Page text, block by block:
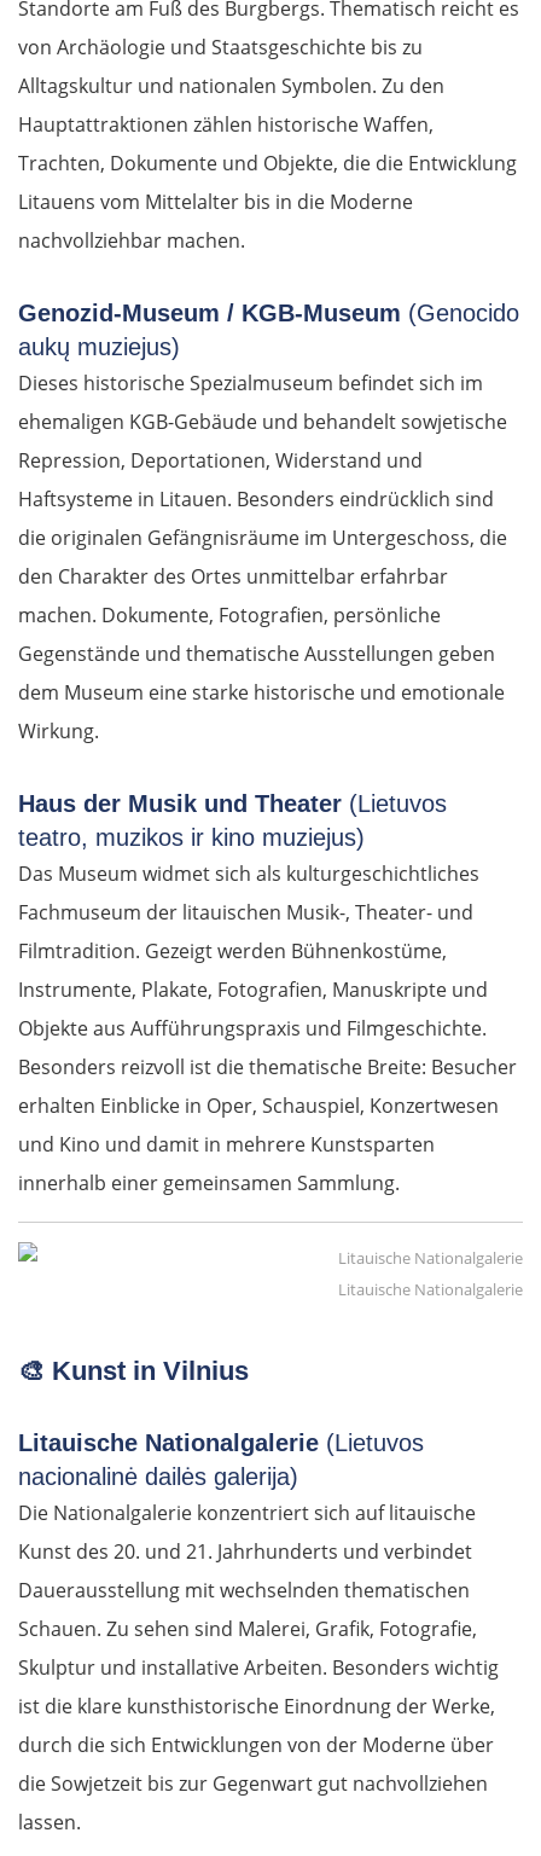
Standorte am Fuß des Burgbergs. Thematisch reicht es
von Archäologie und Staatsgeschichte bis zu
Alltagskultur und nationalen Symbolen. Zu den
Hauptattraktionen zählen historische Waffen,
Trachten, Dokumente und Objekte, die die Entwicklung
Litauens vom Mittelalter bis in die Moderne
nachvollziehbar machen.
Genozid-Museum / KGB-Museum (Genocido
aukų muziejus)
Dieses historische Spezialmuseum befindet sich im
ehemaligen KGB-Gebäude und behandelt sowjetische
Repression, Deportationen, Widerstand und
Haftsysteme in Litauen. Besonders eindrücklich sind
die originalen Gefängnisräume im Untergeschoss, die
den Charakter des Ortes unmittelbar erfahrbar
machen. Dokumente, Fotografien, persönliche
Gegenstände und thematische Ausstellungen geben
dem Museum eine starke historische und emotionale
Wirkung.
Haus der Musik und Theater (Lietuvos
teatro, muzikos ir kino muziejus)
Das Museum widmet sich als kulturgeschichtliches
Fachmuseum der litauischen Musik-, Theater- und
Filmtradition. Gezeigt werden Bühnenkostüme,
Instrumente, Plakate, Fotografien, Manuskripte und
Objekte aus Aufführungspraxis und Filmgeschichte.
Besonders reizvoll ist die thematische Breite: Besucher
erhalten Einblicke in Oper, Schauspiel, Konzertwesen
und Kino und damit in mehrere Kunstsparten
innerhalb einer gemeinsamen Sammlung.
Litauische Nationalgalerie
🎨 Kunst in Vilnius
Litauische Nationalgalerie (Lietuvos
nacionalinė dailės galerija)
Die Nationalgalerie konzentriert sich auf litauische
Kunst des 20. und 21. Jahrhunderts und verbindet
Dauerausstellung mit wechselnden thematischen
Schauen. Zu sehen sind Malerei, Grafik, Fotografie,
Skulptur und installative Arbeiten. Besonders wichtig
ist die klare kunsthistorische Einordnung der Werke,
durch die sich Entwicklungen von der Moderne über
die Sowjetzeit bis zur Gegenwart gut nachvollziehen
lassen.